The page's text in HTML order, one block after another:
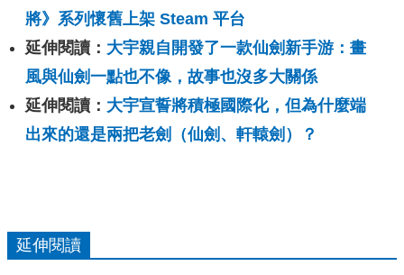
將》系列懷舊上架 Steam 平台
延伸閱讀： 大宇親自開發了一款仙劍新手游：畫
風與仙劍一點也不像，故事也沒多大關係
延伸閱讀： 大宇宣誓將積極國際化，但為什麼端
出來的還是兩把老劍（仙劍、軒轅劍）？
延伸閱讀